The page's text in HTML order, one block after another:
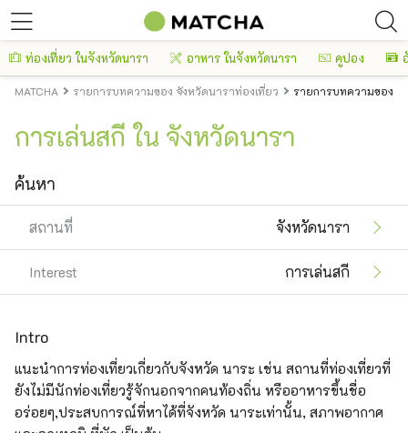
ท่องเที่ยว ในจังหวัดนารา อาหาร ในจังหวัดนารา คูปอง
MATCHA รายการบทความของ จังหวัดนาราท่องเที่ยว รายการบทความของ จั
การเล่นสกี ใน จังหวัดนารา
ค้นหา
สถานที่ จังหวัดนารา
Interest การเล่นสกี
Intro
แนะนำการท่องเที่ยวเกี่ยวกับจังหวัด นาระ เช่น สถานที่ท่องเที่ยวที่
ยังไม่มีนักท่องเที่ยวรู้จักนอกจากคนท้องถิ่น หรืออาหารขึ้นชื่อ
อร่อยๆ,ประสบการณ์ที่หาได้ที่จังหวัด นาระเท่านั้น, สภาพอากาศ